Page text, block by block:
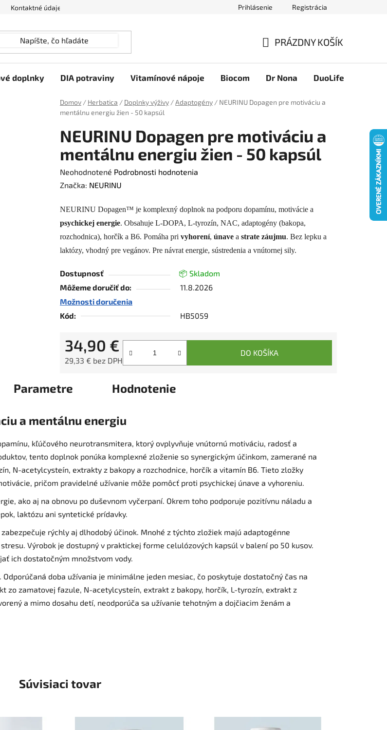
Kontaktné údaje Ako nakupovať Obchodné podmienky
Prihlásenie Registrácia
KOŠÍK
PRÁZDNY KOŠÍK
doplnky DIA potraviny Vitamínové nápoje Biocom Dr Nona DuoLife
Domov / Herbatica / Doplnky výživy /Adaptogény / NEURINU Dopagen pre motiváciu a
mentálnu energiu žien - 50 kapsúl
NEURINU Dopagen pre motiváciu a
mentálnu energiu žien - 50 kapsúl
Priemerné
hodnotenie
je
0,0
z
5
Neohodnotené Podrobnosti hodnotenia
Značka: NEURINU
NEURINU Dopagen™ je komplexný doplnok na podporu dopamínu, motivácie a
psychickej energie. Obsahuje L-DOPA, L-tyrozín, NAC, adaptogény (bakopa,
rozchodnica), horčík a B6. Pomáha pri vyhorení, únave a strate záujmu. Bez lepku a
laktózy, vhodný pre vegánov. Pre návrat energie, sústredenia a vnútornej sily.
Dostupnosť
📦 Skladom
Môžeme doručiť do:
11.8.2026
Možnosti doručenia
Kód:
HB5059
34,90 €
29,33 € bez DPH
DO KOŠÍKA
Parametre Hodnotenie
a mentálnu energiu
kľúčového neurotransmitera, ktorý ovplyvňuje vnútornú motiváciu, radosť a
tento doplnok ponúka komplexné zloženie so synergickým účinkom, zamerané na
N-acetylcysteín, extrakty z bakopy a rozchodnice, horčík a vitamín B6. Tieto zložky
pričom pravidelné užívanie môže pomôcť proti psychickej únave a vyhoreniu.
ako aj na obnovu po duševnom vyčerpaní. Okrem toho podporuje pozitívnu náladu a
laktózu ani syntetické prídavky.
rýchly aj dlhodobý účinok. Mnohé z týchto zložiek majú adaptogénne
Výrobok je dostupný v praktickej forme celulózových kapsúl v balení po 50 kusov.
ich dostatočným množstvom vody.
doba užívania je minimálne jeden mesiac, čo poskytuje dostatočný čas na
zo zamatovej fazule, N-acetylcysteín, extrakt z bakopy, horčík, L-tyrozín, extrakt z
a mimo dosahu detí, neodporúča sa užívanie tehotným a dojčiacim ženám a
Súvisiaci tovar